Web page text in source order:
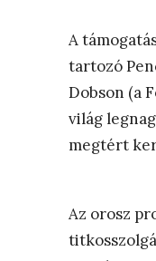
A
tartozó
Dobson (a
világ
megtért
Az orosz